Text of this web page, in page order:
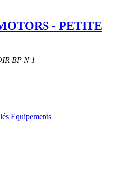
- PETITE
BP N 1
Equipements